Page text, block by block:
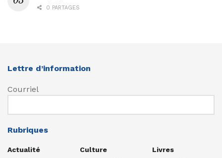
0 PARTAGES
Lettre d’information
Courriel
Rubriques
Actualité
Culture
Livres